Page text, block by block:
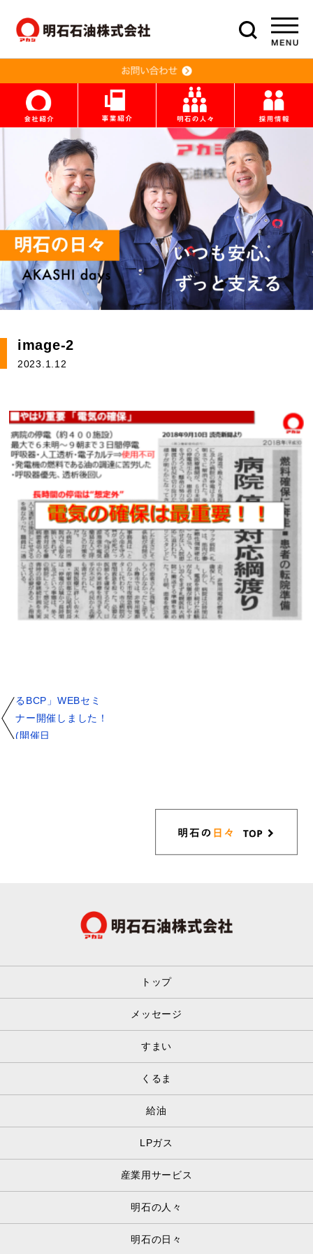
image-2
2023.1.12
るBCP」WEBセミ
ナー開催しました！
(開催日
トップ
メッセージ
すまい
くるま
給油
LPガス
産業用サービス
明石の人々
明石の日々